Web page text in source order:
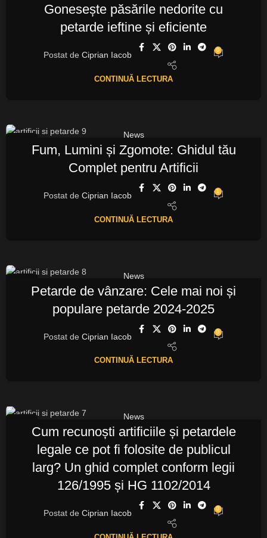
Gonesește păsările nedorite cu
petarde ieftine și eficiente
Postat de Ciprian Iacob 0
CONTINUĂ LECTURA
News
Fum, Lumini și Zgomote: Ghidul tău
Complet pentru Artificii
Postat de Ciprian Iacob 1
CONTINUĂ LECTURA
News
Petarde de vânzare: Cele mai noi și
populare petarde 2024-2025
Postat de Ciprian Iacob 0
CONTINUĂ LECTURA
News
Cum recunoști artificiile și petardele
legale ce pot fi folosite de publicul
larg? Un ghid complet conform legii
126/1995 și HG 1102/2014
Postat de Ciprian Iacob 0